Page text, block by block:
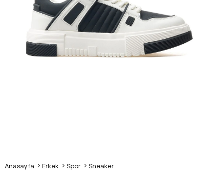
Anasayfa Erkek Spor Sneaker